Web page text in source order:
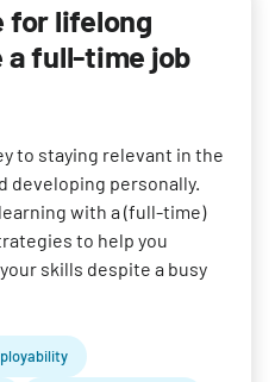
for lifelong
a full-time job
to staying relevant in the
developing personally.
with a (full-time)
to help you
skills despite a busy